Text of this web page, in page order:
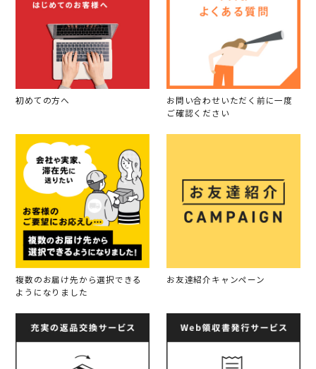
初めての方へ
お問い合わせいただく前に一度
ご確認ください
複数のお届け先から選択できる
ようになりました
お友達紹介キャンペーン